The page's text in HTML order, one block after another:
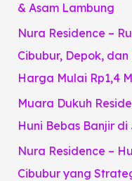
& Asam Lambung
Nura Residence –
Cibubur, Depok,
Harga Mulai Rp1,4
Muara Dukuh
Huni Bebas Banjir
Nura Residence –
Cibubur yang